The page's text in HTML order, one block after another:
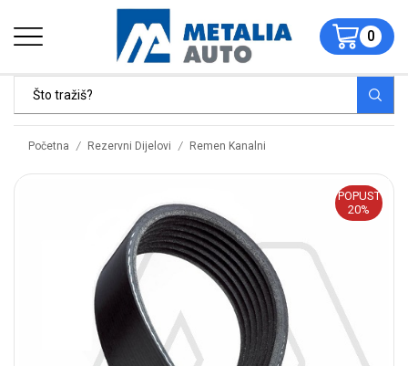
0
Početna / Rezervni Dijelovi / Remen Kanalni
POPUST
20%